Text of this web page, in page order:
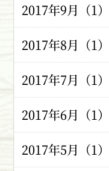
2017年9月（1）
2017年8月（1）
2017年7月（1）
2017年6月（1）
2017年5月（1）